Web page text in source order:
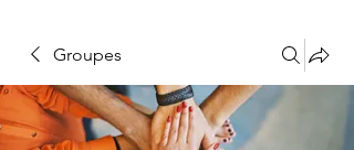
Groupes